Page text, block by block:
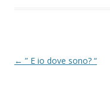
Navigazione articolo
← ” E io dove sono? “